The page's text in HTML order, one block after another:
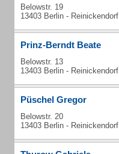
Belowstr. 19
13403 Berlin - Reinickendorf
Prinz-Berndt Beate
Belowstr. 13
13403 Berlin - Reinickendorf
Püschel Gregor
Belowstr. 20
13403 Berlin - Reinickendorf